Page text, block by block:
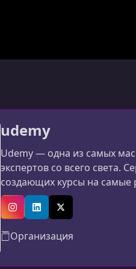
udemy
Udemy — одна из самых
экспертов со всего света.
создающих курсы на
программирования и
авторов: материалы
InstagramLinkedInX (Twitter)
Организация